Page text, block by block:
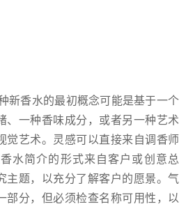
新香水的最初概念可能是基于一个
、一种香味成分，或者另一种艺术
觉艺术。灵感可以直接来自调香师
水简介的形式来自客户或创意总
主题，以充分了解客户的愿景。气
部分，但必须检查名称可用性，以